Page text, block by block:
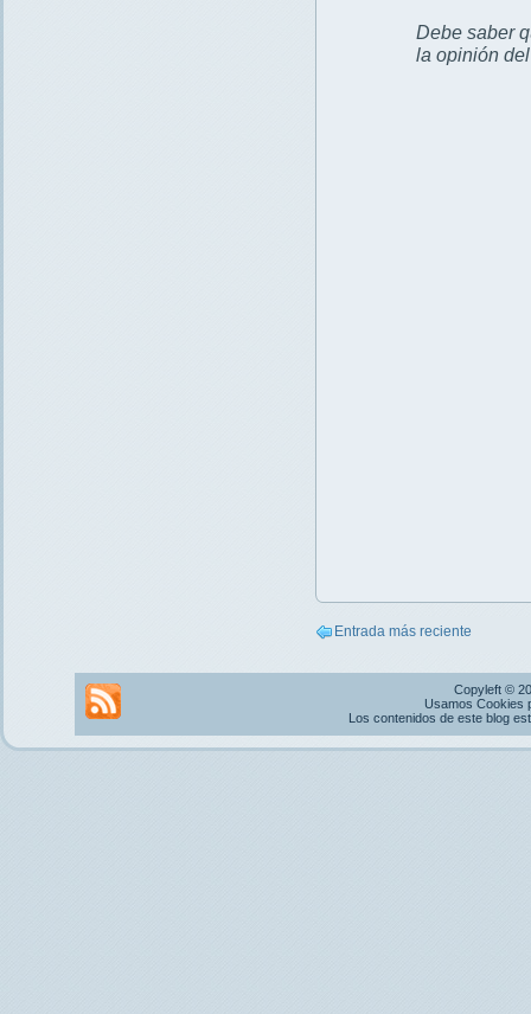
Debe saber
la opinión
Entrada más reciente
Copyleft ©
Usamos Cookies
Los contenidos de este blog